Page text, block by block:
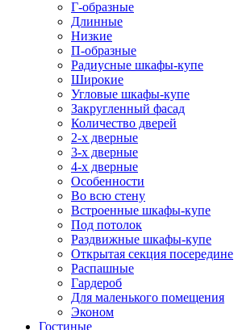
Г-образные
Длинные
Низкие
П-образные
Радиусные шкафы-купе
Широкие
Угловые шкафы-купе
Закругленный фасад
Количество дверей
2-х дверные
3-х дверные
4-х дверные
Особенности
Во всю стену
Встроенные шкафы-купе
Под потолок
Раздвижные шкафы-купе
Открытая секция посередине
Распашные
Гардероб
Для маленького помещения
Эконом
Гостиные